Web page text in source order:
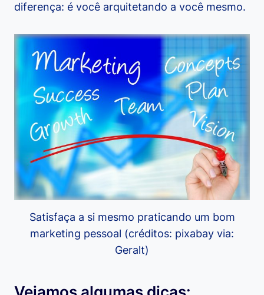
diferença: é você arquitetando a você mesmo.
Satisfaça a si mesmo praticando um bom
marketing pessoal (créditos: pixabay via:
Geralt)